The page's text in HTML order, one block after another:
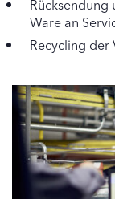
Ware an
Recycling der